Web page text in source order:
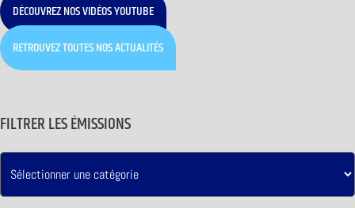
DÉCOUVREZ NOS VIDÉOS YOUTUBE
RETROUVEZ TOUTES NOS ACTUALITÉS
FILTRER LES ÉMISSIONS